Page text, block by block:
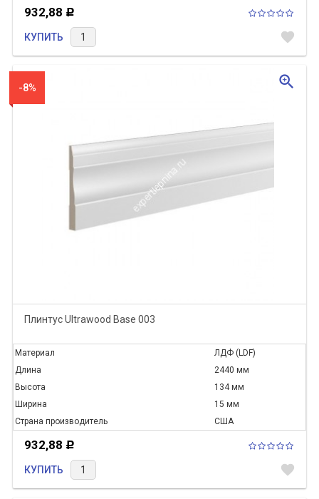
932,88 Р
КУПИТЬ favorite
-8%
Плинтус Ultrawood Base 003
Материал
ЛДФ (LDF)
Длина
2440 мм
Высота
134 мм
Ширина
15 мм
Страна производитель
США
932,88 Р
КУПИТЬ favorite
zoom_in